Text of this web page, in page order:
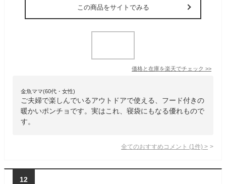
この商品をサイトでみる
価格と在庫を楽天でチェック >>
金魚ママ(60代・女性)
ご夫婦で楽しんでいるアウトドアで使える、フード付きの
暖かいポンチョです。実はこれ、寝袋にもなる優れもので
す。
全てのおすすめコメント (1 件) >
12